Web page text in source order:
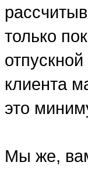
только
клиента
это
Мы же,